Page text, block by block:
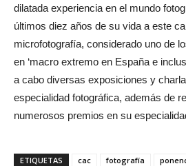
dilatada experiencia en el mundo
últimos diez años de su vida a este
microfotografía, considerado uno de
en ‘macro extremo en España e
a cabo diversas exposiciones y
especialidad fotográfica, además de
numerosos premios en su
ETIQUETAS cac fotografía